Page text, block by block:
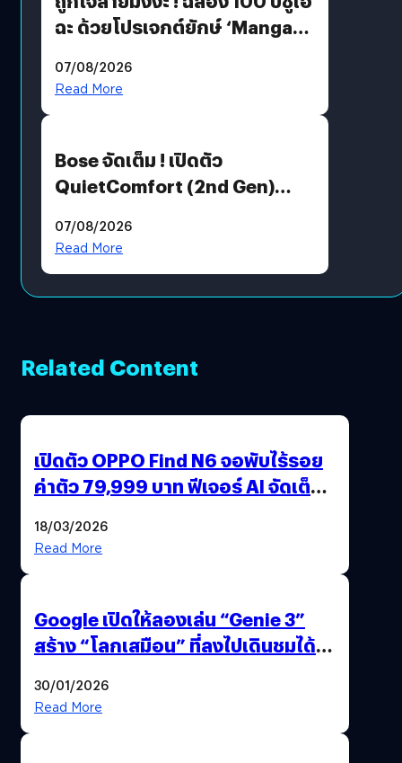
ฉะ ด้วยโปรเจกต์ยักษ์ ‘Manga
มีภาษาไทยด้วย
07/08/2026
Read More
Bose จัดเต็ม ! เปิดตัว
QuietComfort (2nd Gen)
07/08/2026
Read More
Related Content
เปิดตัว OPPO Find N6 จอพับไร้รอย
ค่าตัว 79,999 บาท ฟีเจอร์ AI จัดเต็ม
18/03/2026
Read More
Google เปิดให้ลองเล่น “Genie 3”
สร้าง “โลกเสมือน” ที่ลงไปเดินชมได้
30/01/2026
Read More